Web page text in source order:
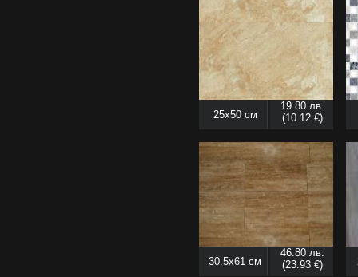
25x50 см
19.80 лв.
(10.12 €)
30.5x61 см
46.80 лв.
(23.93 €)